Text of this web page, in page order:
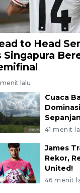
to Head
Singapura
lalu
Cuaca
41 menit
James
Rekor,
United!
46 menit